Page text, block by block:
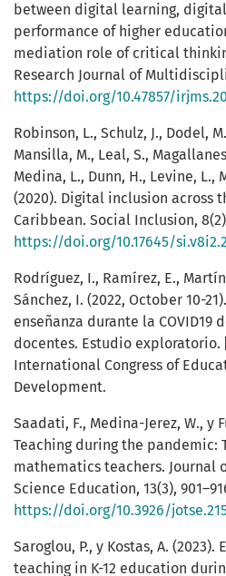
between digital learning,
performance of higher
mediation role of critical
Research Journal of
https://doi.org/10.47857/
Robinson, L., Schulz, J., Dodel,
Mansilla, M., Leal, S.,
Medina, L., Dunn, H., Levine, L.,
(2020). Digital inclusion across
Caribbean. Social Inclusion,
https://doi.org/10.17645/
Rodríguez, I., Ramírez, E.,
Sánchez, I. (2022, October 10-
enseñanza durante la COVID19
docentes. Estudio exploratorio.
International Congress of
Development.
Saadati, F., Medina-Jerez, W., y
Teaching during the pandemic:
mathematics teachers. Journal
Science Education, 13(3),
https://doi.org/10.3926/
Saroglou, P., y Kostas, A.
teaching in K-12 education